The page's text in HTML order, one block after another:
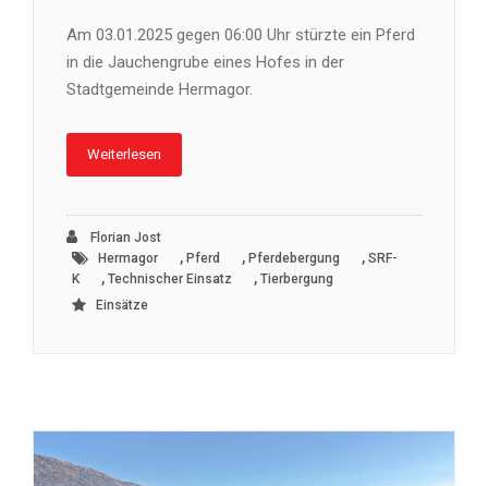
Am 03.01.2025 gegen 06:00 Uhr stürzte ein Pferd
in die Jauchengrube eines Hofes in der
Stadtgemeinde Hermagor.
Weiterlesen
Florian Jost
Hermagor
, Pferd , Pferdebergung , SRF-
K
, Technischer Einsatz , Tierbergung
Einsätze